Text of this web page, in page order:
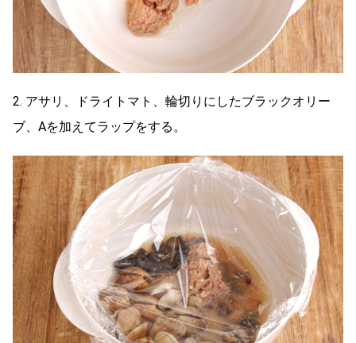
2. アサリ、ドライトマト、輪切りにしたブラックオリー
ブ、Aを加えてラップをする。